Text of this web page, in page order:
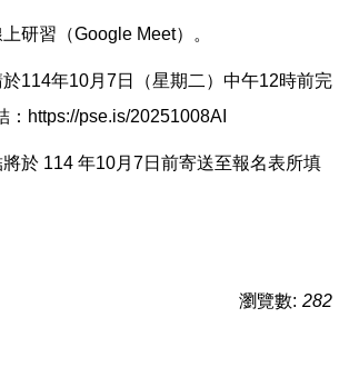
研習（Google Meet）。
114年10月7日（星期二）中午12時前完
： https://pse.is/20251008AI
於 114 年10月7日前寄送至報名表所填
瀏覽數: 282